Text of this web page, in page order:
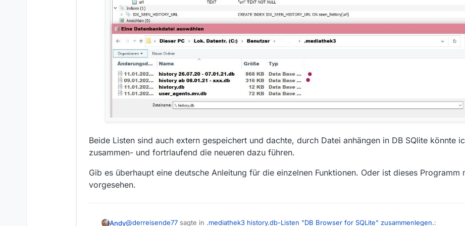
Beide Listen sind auch extern gespeichert und dachte, durch Datei anhängen in DB SQlite könnte
zusammen- und fortrlaufend die neueren dazu führen.
Gib es überhaupt eine deutsche Anleitung für die einzelnen Funktionen. Oder ist dieses Programm
vorgesehen.
Andy@derreisende77 sagte in .mediathek3 history.db-Listen "DB Browser for SQLite" zusammenlegen.: